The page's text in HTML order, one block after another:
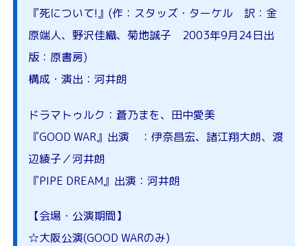
『死について!』(作：スタッズ・ターケル 訳：金
原端人、野沢佳織、菊地誠子 2003年9月24日出
版：原書房)
構成・演出：河井朗
ドラマトゥルク：蒼乃まを、田中愛美
『GOOD WAR』出演 ：伊奈昌宏、諸江翔大朗、渡
辺綾子／河井朗
『PIPE DREAM』出演：河井朗
【会場・公演期間】
☆大阪公演(GOOD WARのみ)